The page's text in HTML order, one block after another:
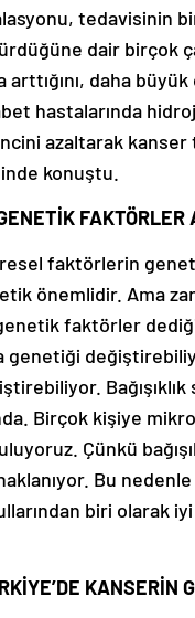
tedavisinin
dair birçok
arttığını, daha
hastalarında
azaltarak kanser
konuştu.
FAKTÖRLER
faktörlerin
önemlidir. Ama
faktörler
genetiği
Birçok kişiye
Çünkü
Bu
biri olarak
KANSERİN